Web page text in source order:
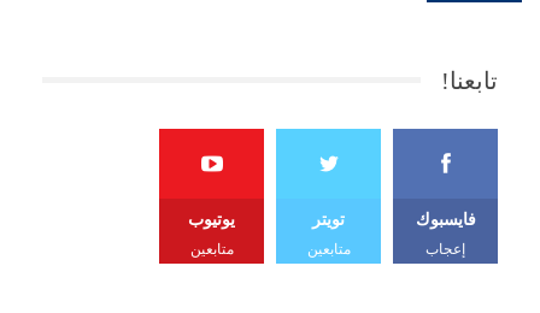
تابعنا!
فايسبوك
إعجاب
تويتر
متابعين
يوتيوب
متابعين